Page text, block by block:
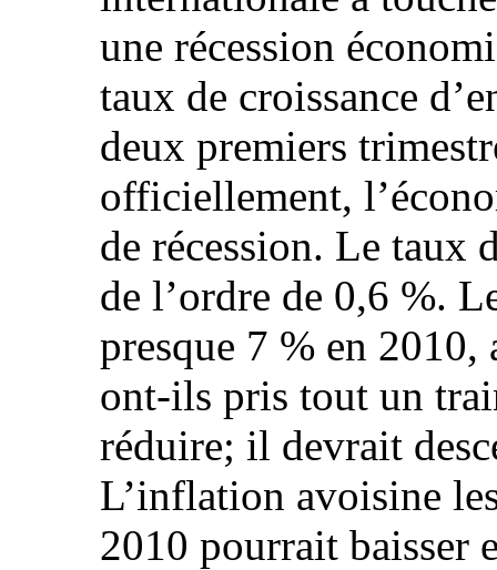
une récession
taux de croissance
deux premiers
officiellement,
de récession. Le taux
de l’ordre de 0,6 %.
presque 7 % en
ont-ils pris tout un
réduire; il devrait
L’inflation avoisine
2010 pourrait baisser